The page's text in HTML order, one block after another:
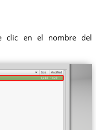
clic en el nombre del